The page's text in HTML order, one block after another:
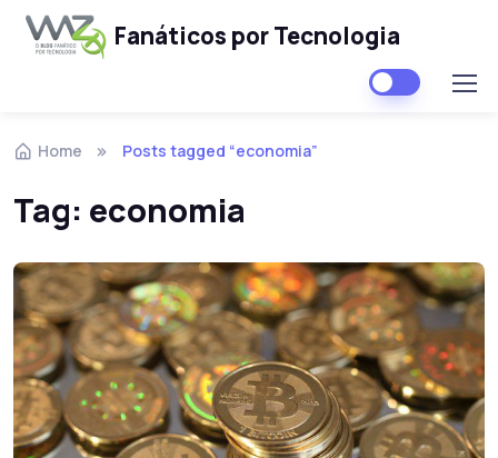
Fanáticos por Tecnologia
Home Posts tagged “economia”
Tag: economia